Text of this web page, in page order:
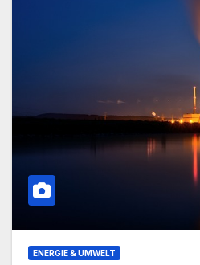
ENERGIE & UMWELT